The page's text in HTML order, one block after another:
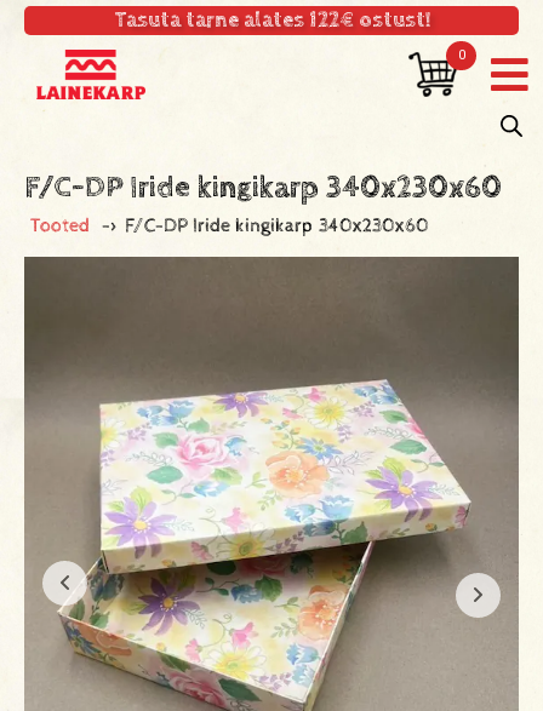
Tasuta tarne alates 122€ ostust!
0
F/C-DP Iride kingikarp 340x230x60
Tooted -> F/C-DP Iride kingikarp 340x230x60